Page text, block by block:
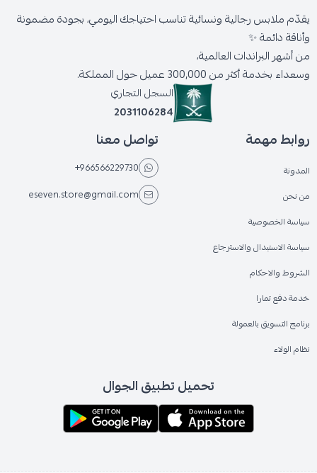
يقدّم ملابس رجالية ونسائية تناسب احتياجك اليومي، بجودة مضمونة
وأناقة دائمة ✨
من أشهر البراندات العالمية،
وسعداء بخدمة أكثر من 300,000 عميل حول المملكة.
السجل التجاري
2031106284
روابط مهمة
المدونة
من نحن
سياسة الخصوصية
سياسة الاستبدال والاسترجاع
الشروط والاحكام
خدمة دفع تمارا
برنامج التسويق بالعمولة
نظام الولاء
تواصل معنا
+966566229730
eseven.store@gmail.com
تحميل تطبيق الجوال